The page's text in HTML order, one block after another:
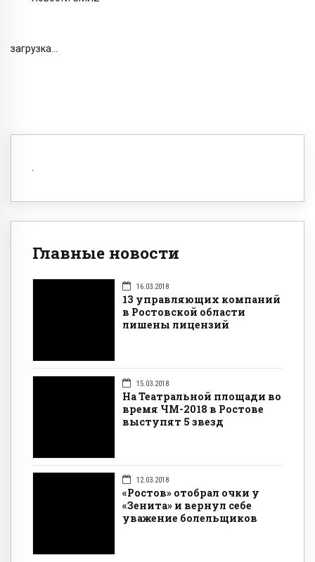
загрузка...
Главные новости
16.03.2018
13 управляющих компаний
в Ростовской области
лишены лицензий
15.03.2018
На Театральной площади во
время ЧМ-2018 в Ростове
выступят 5 звезд
12.03.2018
«Ростов» отобрал очки у
«Зенита» и вернул себе
уважение болельщиков